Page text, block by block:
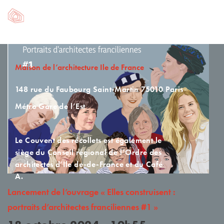
Lancement de l’ouvrage « Elles construisent :
portraits d’architectes franciliennes #1 »
Maison de l’architecture Ile de France
148 rue du Faubourg Saint-Martin75010 Paris
Métro Gare de l’Est
Le Couvent des récollets est également le
siège du Conseil régional de l’Ordre des
architectes d’Ile de-de-France et du Café
A.